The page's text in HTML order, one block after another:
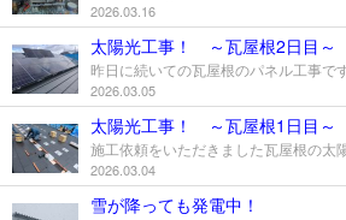
関連会社紹介
プロフィール
お問合せ
2026.03.16
太陽光工事！ ～瓦屋根2日目～
2026.03.05
太陽光工事！ ～瓦屋根1日目～
2026.03.04
雪が降っても発電中！